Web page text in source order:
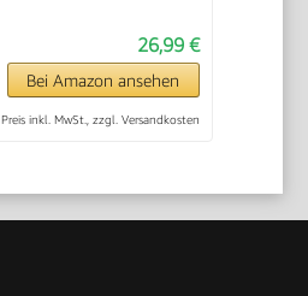
26,99 €
Bei Amazon ansehen
Preis inkl. MwSt., zzgl. Versandkosten